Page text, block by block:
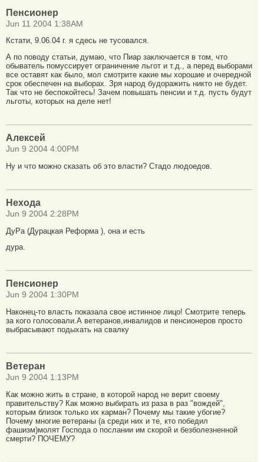
Пенсионер
Jun 11 2004 1:38AM
Кстати, 9.06.04 г. я сдесь не тусовался.
А по поводу статьи, думаю, что Пиар заключается в том, что
обыватель помуссирует ограничение льгот и т.д., а перед выборами
все оставят как было, мол смотрите какие мы хорошие и очередной
срок обеспечен на выборах. Зря народ будоражить никто не будет.
Так что не беспокойтесь! Зачем повышать пенсии и т.д. пусть будут
льготы, которых на деле нет!
Алексей
Jun 9 2004 4:00PM
Ну и что можно сказать об это власти? Стадо людоедов.
Нехода
Jun 9 2004 2:28PM
ДуРа (Дурацкая Реформа ), она и есть
дура.
Пенсионер
Jun 9 2004 1:30PM
Наконец-то власть показала свое истинное лицо! Смотрите теперь
за кого голосовали.А ветеранов,инвалидов и пенсионеров просто
выбрасывают подыхать на свалку
Ветеран
Jun 9 2004 1:13PM
Как можно жить в стране, в которой народ не верит своему
правительству? Как можно выбирать из раза в раз "вождей",
которым близок только их карман? Почему мы такие убогие?
Почему многие ветераны (а среди них и те, кто победил
фашизм)молят Господа о послании им скорой и безболезненной
смерти? ПОЧЕМУ?